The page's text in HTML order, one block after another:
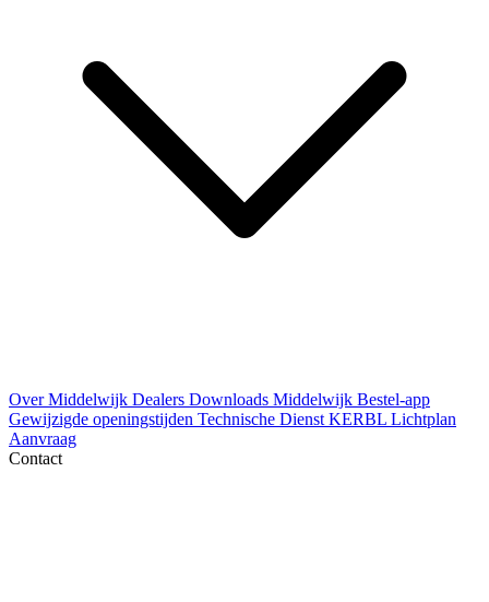
Over Middelwijk Dealers Downloads Middelwijk Bestel-app
Gewijzigde openingstijden Technische Dienst KERBL Lichtplan
Aanvraag
Contact